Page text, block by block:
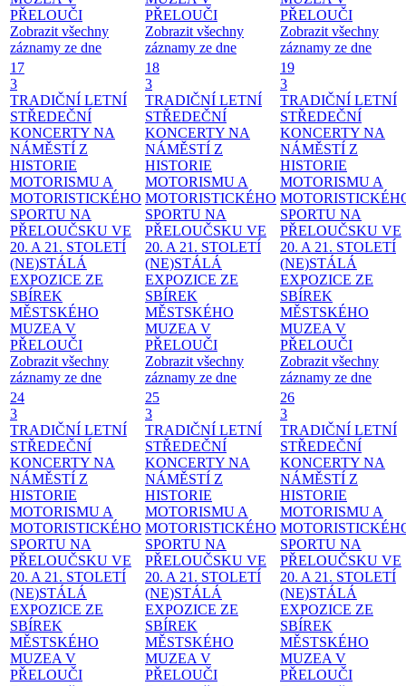
PŘELOUČI
Zobrazit všechny
záznamy ze dne
PŘELOUČI
Zobrazit všechny
záznamy ze dne
PŘELOUČI
Zobrazit všechny
záznamy ze dne
17
3
TRADIČNÍ LETNÍ
STŘEDEČNÍ
KONCERTY NA
NÁMĚSTÍ Z
HISTORIE
MOTORISMU A
MOTORISTICKÉHO
SPORTU NA
PŘELOUČSKU VE
20. A 21. STOLETÍ
(NE)STÁLÁ
EXPOZICE ZE
SBÍREK
MĚSTSKÉHO
MUZEA V
PŘELOUČI
Zobrazit všechny
záznamy ze dne
18
3
TRADIČNÍ LETNÍ
STŘEDEČNÍ
KONCERTY NA
NÁMĚSTÍ Z
HISTORIE
MOTORISMU A
MOTORISTICKÉHO
SPORTU NA
PŘELOUČSKU VE
20. A 21. STOLETÍ
(NE)STÁLÁ
EXPOZICE ZE
SBÍREK
MĚSTSKÉHO
MUZEA V
PŘELOUČI
Zobrazit všechny
záznamy ze dne
19
3
TRADIČNÍ LETNÍ
STŘEDEČNÍ
KONCERTY NA
NÁMĚSTÍ Z
HISTORIE
MOTORISMU A
SPORTU NA
PŘELOUČSKU VE
20. A 21. STOLETÍ
(NE)STÁLÁ
EXPOZICE ZE
SBÍREK
MĚSTSKÉHO
MUZEA V
PŘELOUČI
Zobrazit všechny
záznamy ze dne
24
3
TRADIČNÍ LETNÍ
STŘEDEČNÍ
KONCERTY NA
NÁMĚSTÍ Z
HISTORIE
MOTORISMU A
MOTORISTICKÉHO
SPORTU NA
PŘELOUČSKU VE
20. A 21. STOLETÍ
(NE)STÁLÁ
EXPOZICE ZE
SBÍREK
MĚSTSKÉHO
MUZEA V
PŘELOUČI
25
3
TRADIČNÍ LETNÍ
STŘEDEČNÍ
KONCERTY NA
NÁMĚSTÍ Z
HISTORIE
MOTORISMU A
MOTORISTICKÉHO
SPORTU NA
PŘELOUČSKU VE
20. A 21. STOLETÍ
(NE)STÁLÁ
EXPOZICE ZE
SBÍREK
MĚSTSKÉHO
MUZEA V
PŘELOUČI
26
3
TRADIČNÍ LETNÍ
STŘEDEČNÍ
KONCERTY NA
NÁMĚSTÍ Z
HISTORIE
MOTORISMU A
SPORTU NA
PŘELOUČSKU VE
20. A 21. STOLETÍ
(NE)STÁLÁ
EXPOZICE ZE
SBÍREK
MĚSTSKÉHO
MUZEA V
PŘELOUČI